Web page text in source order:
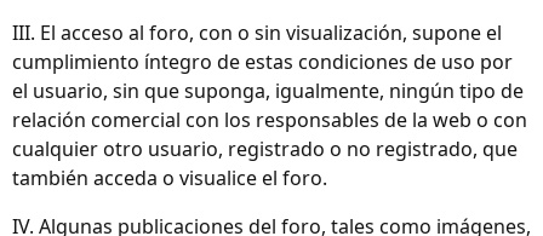
III. El acceso al foro, con o sin visualización, supone el
cumplimiento íntegro de estas condiciones de uso por
el usuario, sin que suponga, igualmente, ningún tipo de
relación comercial con los responsables de la web o con
cualquier otro usuario, registrado o no registrado, que
también acceda o visualice el foro.
IV. Algunas publicaciones del foro, tales como imágenes,